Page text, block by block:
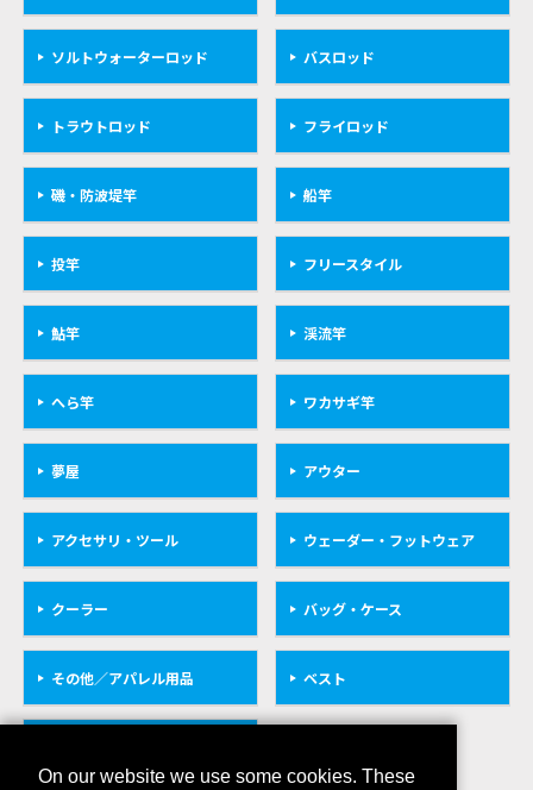
ソルトウォーターロッド バスロッド
トラウトロッド フライロッド
磯・防波堤竿 船竿
投竿 フリースタイル
鮎竿 渓流竿
へら竿 ワカサギ竿
夢屋 アウター
アクセサリ・ツール ウェーダー・フットウェア
クーラー バッグ・ケース
その他／アパレル用品 ベスト
On our website we use some cookies. These